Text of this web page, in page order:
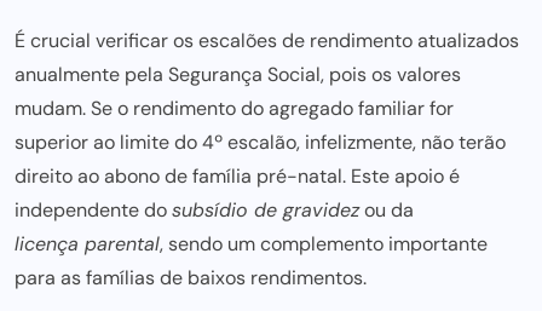
É crucial verificar osescalões de rendimentoatualizados
anualmente pela Segurança Social, pois os valores
mudam. Se o rendimento do agregado familiar for
superior ao limite do 4º escalão, infelizmente, não terão
direito aoabono de família pré-natal. Este apoio é
independente dosubsídio de gravidezou da
licença parental, sendo um complemento importante
para as famílias de baixos rendimentos.